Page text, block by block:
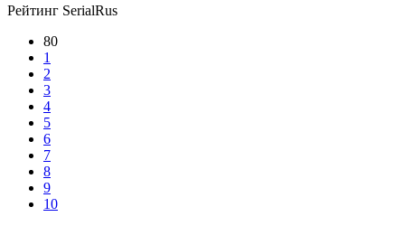
Рейтинг SerialRus
80
1
2
3
4
5
6
7
8
9
10